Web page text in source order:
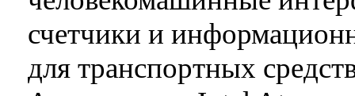
счетчики и
для транспортных